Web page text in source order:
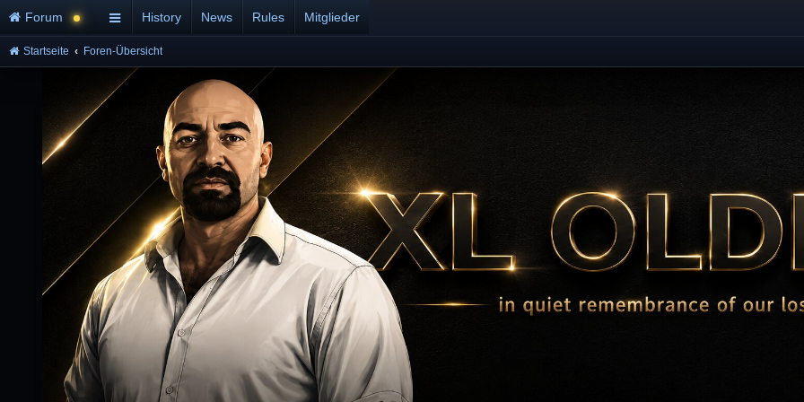
Forum History News Rules Mitglieder
Startseite Foren-Übersicht